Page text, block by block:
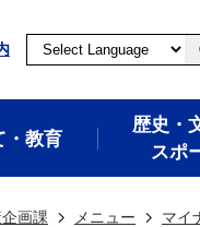
・教育
歴史・
スポ
画課 メニュー
マイ